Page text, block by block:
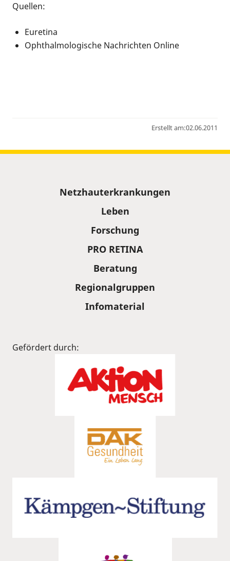
Quellen:
Euretina
Ophthalmologische Nachrichten Online
Erstellt am:02.06.2011
Netzhauterkrankungen
Leben
Forschung
PRO RETINA
Beratung
Regionalgruppen
Infomaterial
Gefördert durch: